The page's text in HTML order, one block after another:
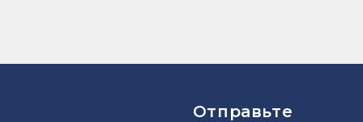
Отправьте